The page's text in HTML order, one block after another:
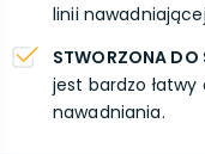
linii
STWORZONA DO
jest bardzo
nawadniania.